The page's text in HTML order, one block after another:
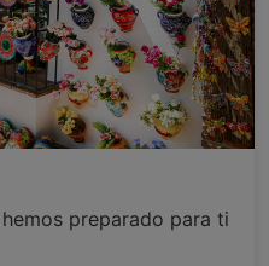
preparado para ti